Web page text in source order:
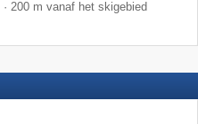
· 200 m vanaf het skigebied